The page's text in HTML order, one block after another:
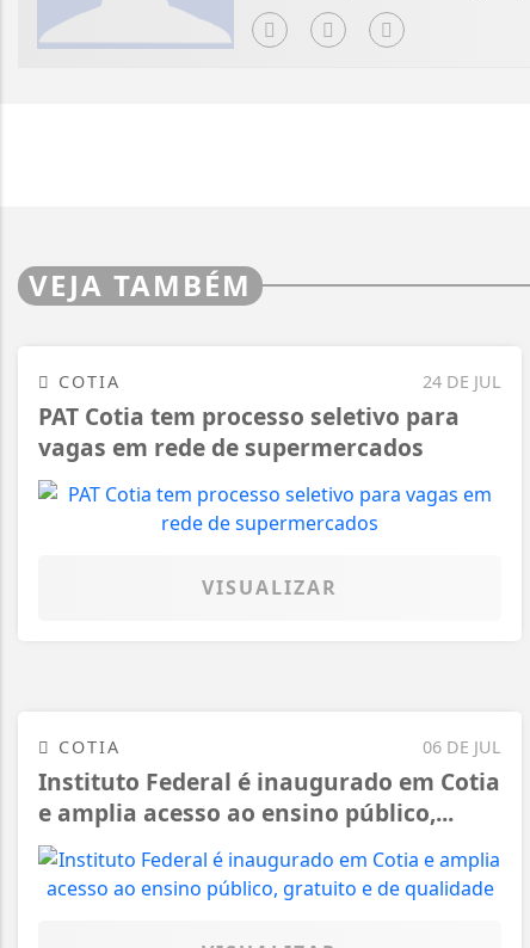
book.
VEJA TAMBÉM
24 DE JUL
COTIA
PAT Cotia tem processo seletivo para
vagas em rede de supermercados
VISUALIZAR
06 DE JUL
COTIA
Instituto Federal é inaugurado em Cotia
e amplia acesso ao ensino público,...